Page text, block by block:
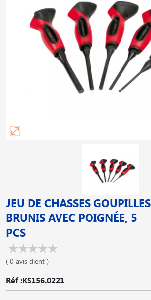
JEU DE CHASSES GOUPILLES
BRUNIS AVEC POIGNÉE, 5
PCS
( 0 avis client )
Réf :KS156.0221